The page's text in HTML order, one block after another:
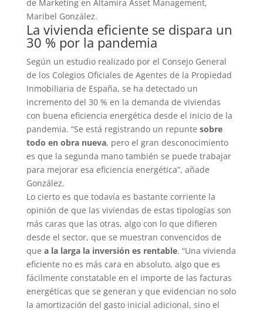
de Marketing en Altamira Asset Management,
Maribel González.
La vivienda eficiente se dispara un
30 % por la pandemia
Según un estudio realizado por el Consejo General
de los Colegios Oficiales de Agentes de la Propiedad
Inmobiliaria de España, se ha detectado un
incremento del 30 % en la demanda de viviendas
con buena eficiencia energética desde el inicio de la
pandemia. “Se está registrando un repunte sobre
todo en obra nueva, pero el gran desconocimiento
es que la segunda mano también se puede trabajar
para mejorar esa eficiencia energética”, añade
González.
Lo cierto es que todavía es bastante corriente la
opinión de que las viviendas de estas tipologías son
más caras que las otras, algo con lo que difieren
desde el sector, que se muestran convencidos de
que a la larga la inversión es rentable. “Una vivienda
eficiente no es más cara en absoluto, algo que es
fácilmente constatable en el importe de las facturas
energéticas que se generan y que evidencian no solo
la amortización del gasto inicial adicional, sino el